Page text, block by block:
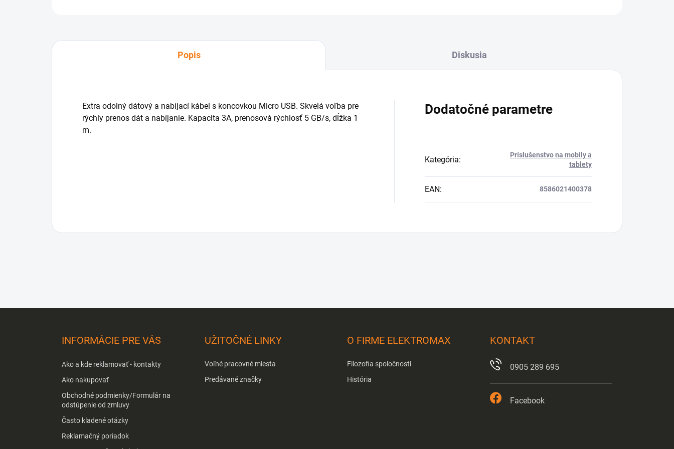
Popis Diskusia
Extra odolný dátový a nabíjací kábel s koncovkou Micro USB. Skvelá voľba pre
rýchly prenos dát a nabíjanie. Kapacita 3A, prenosová rýchlosť 5 GB/s, dĺžka 1
m.
Dodatočné parametre
Kategória:
Príslušenstvo na mobily a
tablety
EAN: 8586021400378
INFORMÁCIE PRE VÁS
Ako a kde reklamovať - kontakty
Ako nakupovať
Obchodné podmienky/Formulár na
odstúpenie od zmluvy
Často kladené otázky
Reklamačný poriadok
UŽITOČNÉ LINKY
Voľné pracovné miesta
Predávané značky
O FIRME ELEKTROMAX
Filozofia spoločnosti
História
KONTAKT
0905 289 695
Facebook